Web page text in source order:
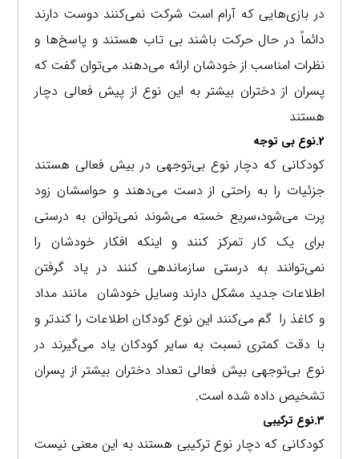
در بازی‌هایی که آرام است شرکت نمی‌کنند دوست دارند
دائماً در حال حرکت باشند بی تاب هستند و پاسخ‌ها و
نظرات امناسب از خودشان ارائه می‌دهند می‌توان گفت که
پسران از دختران بیشتر به این نوع از پیش فعالی دچار
هستند
2.نوع بی توجه
کودکانی که دچار نوع بی‌توجهی در بیش فعالی هستند
جزئیات را به راحتی از دست می‌دهند و حواسشان زود
پرت می‌شود،سریع خسته می‌شوند نمی‌توانن به درستی
برای یک کار تمرکز کنند و اینکه افکار خودشان را
نمی‌توانند به درستی سازماندهی کنند در یاد گرفتن
اطلاعات جدید مشکل دارند وسایل خودشان مانند مداد
و کاغذ را گم می‌کنند این نوع کودکان اطلاعات را کندتر و
با دقت کمتری نسبت به سایر کودکان یاد می‌گیرند در
نوع بی‌توجهی بیش فعالی تعداد دختران بیشتر از پسران
تشخیص داده شده است.
3.نوع ترکیبی
کودکانی که دچار نوع ترکیبی هستند به این معنی نیست